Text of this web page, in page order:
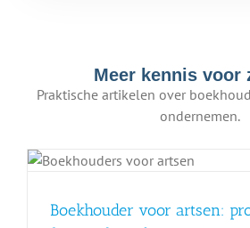
Meer kennis voor
Praktische artikelen over
ondernemen.
Boekhouder voor artsen: